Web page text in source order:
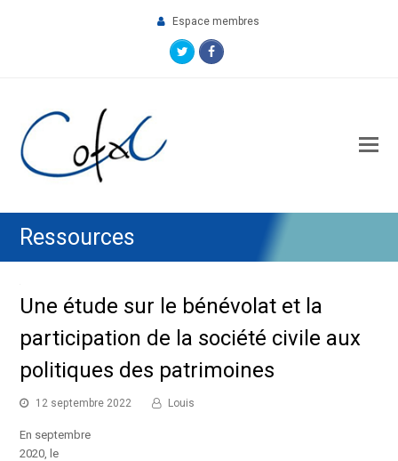
Espace membres
TwitterFacebook
Ressources
Une étude sur le bénévolat et la
participation de la société civile aux
politiques des patrimoines
12 septembre 2022 Louis
En septembre
2020, le